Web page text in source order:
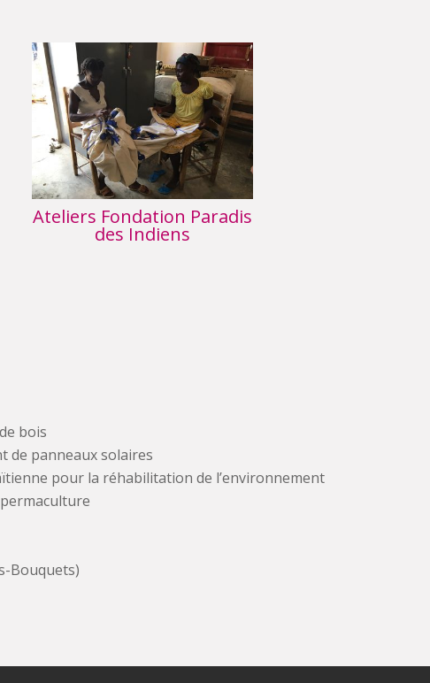
Ateliers Fondation Paradis
des Indiens
bois
de panneaux solaires
pour la réhabilitation de l’environnement
Bouquets)